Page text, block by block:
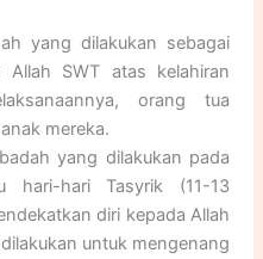
yang dilakukan sebagai
SWT atas kelahiran
orang tua
mereka.
yang dilakukan pada
hari Tasyrik (11-13
diri kepada Allah
untuk mengenang